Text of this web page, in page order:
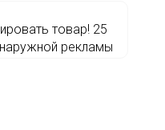
товар! 25
рекламы